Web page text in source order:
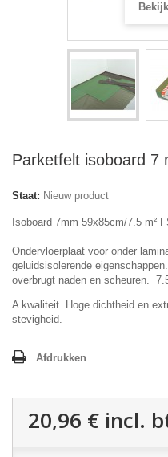
Parketfelt isoboard 7
Staat: Nieuw product
Isoboard 7mm 59x85cm/7.5 m²
Ondervloerplaat voor onder
geluidsisolerende
overbrugt naden en scheuren.
A kwaliteit. Hoge dichtheid en
stevigheid.
Afdrukken
20,96 € incl.